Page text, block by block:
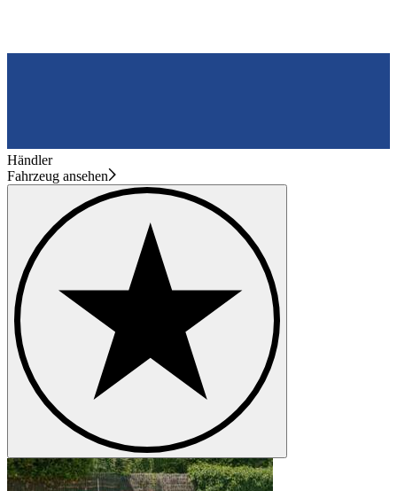
Händler
Fahrzeug ansehen